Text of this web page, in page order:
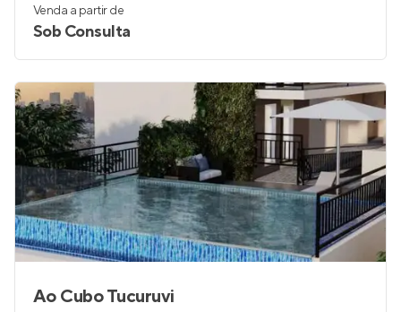
Venda a partir de
Sob Consulta
Ao Cubo Tucuruvi